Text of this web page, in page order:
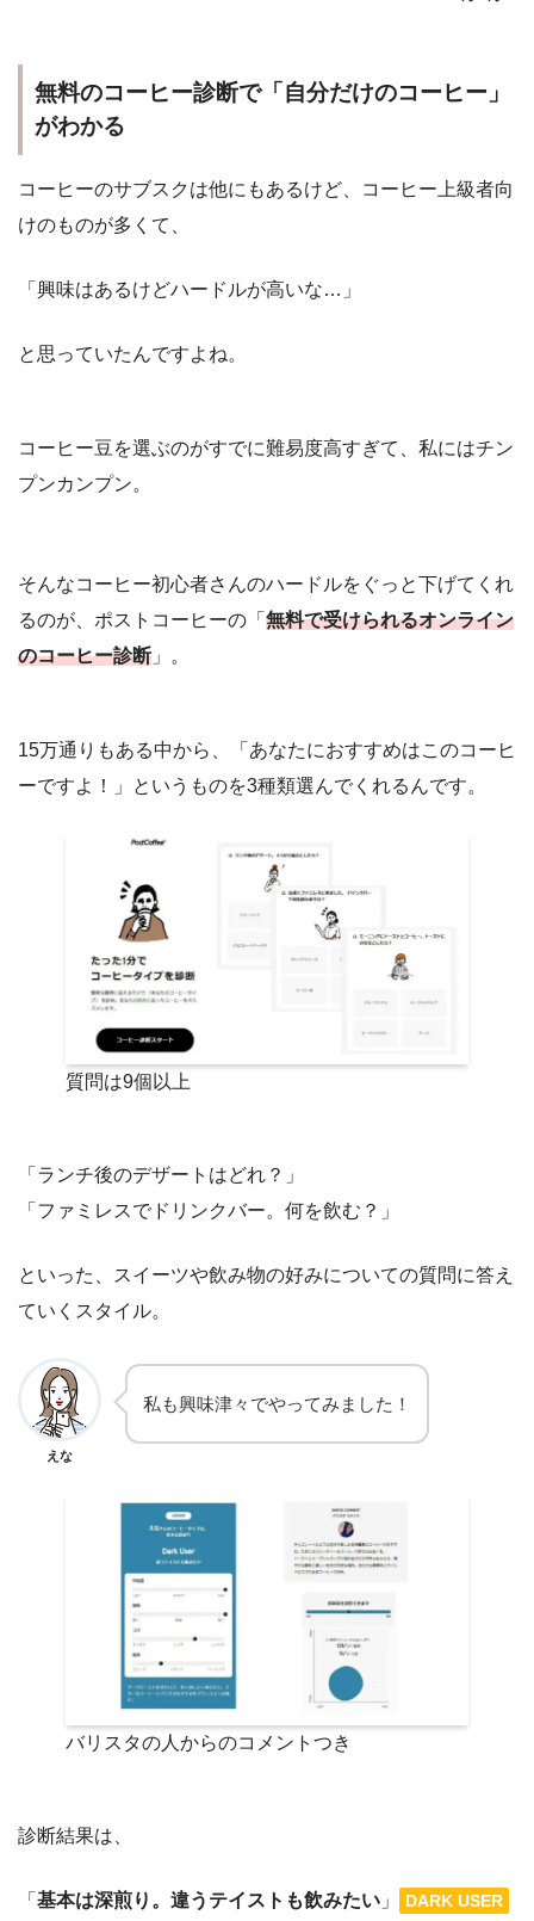
無料のコーヒー診断で「自分だけのコーヒー」
がわかる
コーヒーのサブスクは他にもあるけど、コーヒー上級者向
けのものが多くて、
「興味はあるけどハードルが高いな…」
と思っていたんですよね。
コーヒー豆を選ぶのがすでに難易度高すぎて、私にはチン
プンカンプン。
そんなコーヒー初心者さんのハードルをぐっと下げてくれ
るのが、ポストコーヒーの「 無料で受けられるオンライン
のコーヒー診断 」。
15万通りもある中から、「あなたにおすすめはこのコーヒ
ーですよ！」というものを3種類選んでくれるんです。
質問は9個以上
「ランチ後のデザートはどれ？」
「ファミレスでドリンクバー。何を飲む？」
といった、スイーツや飲み物の好みについての質問に答え
ていくスタイル。
えな
私も興味津々でやってみました！
バリスタの人からのコメントつき
診断結果は、
「 基本は深煎り。違うテイストも飲みたい 」 DARK USER